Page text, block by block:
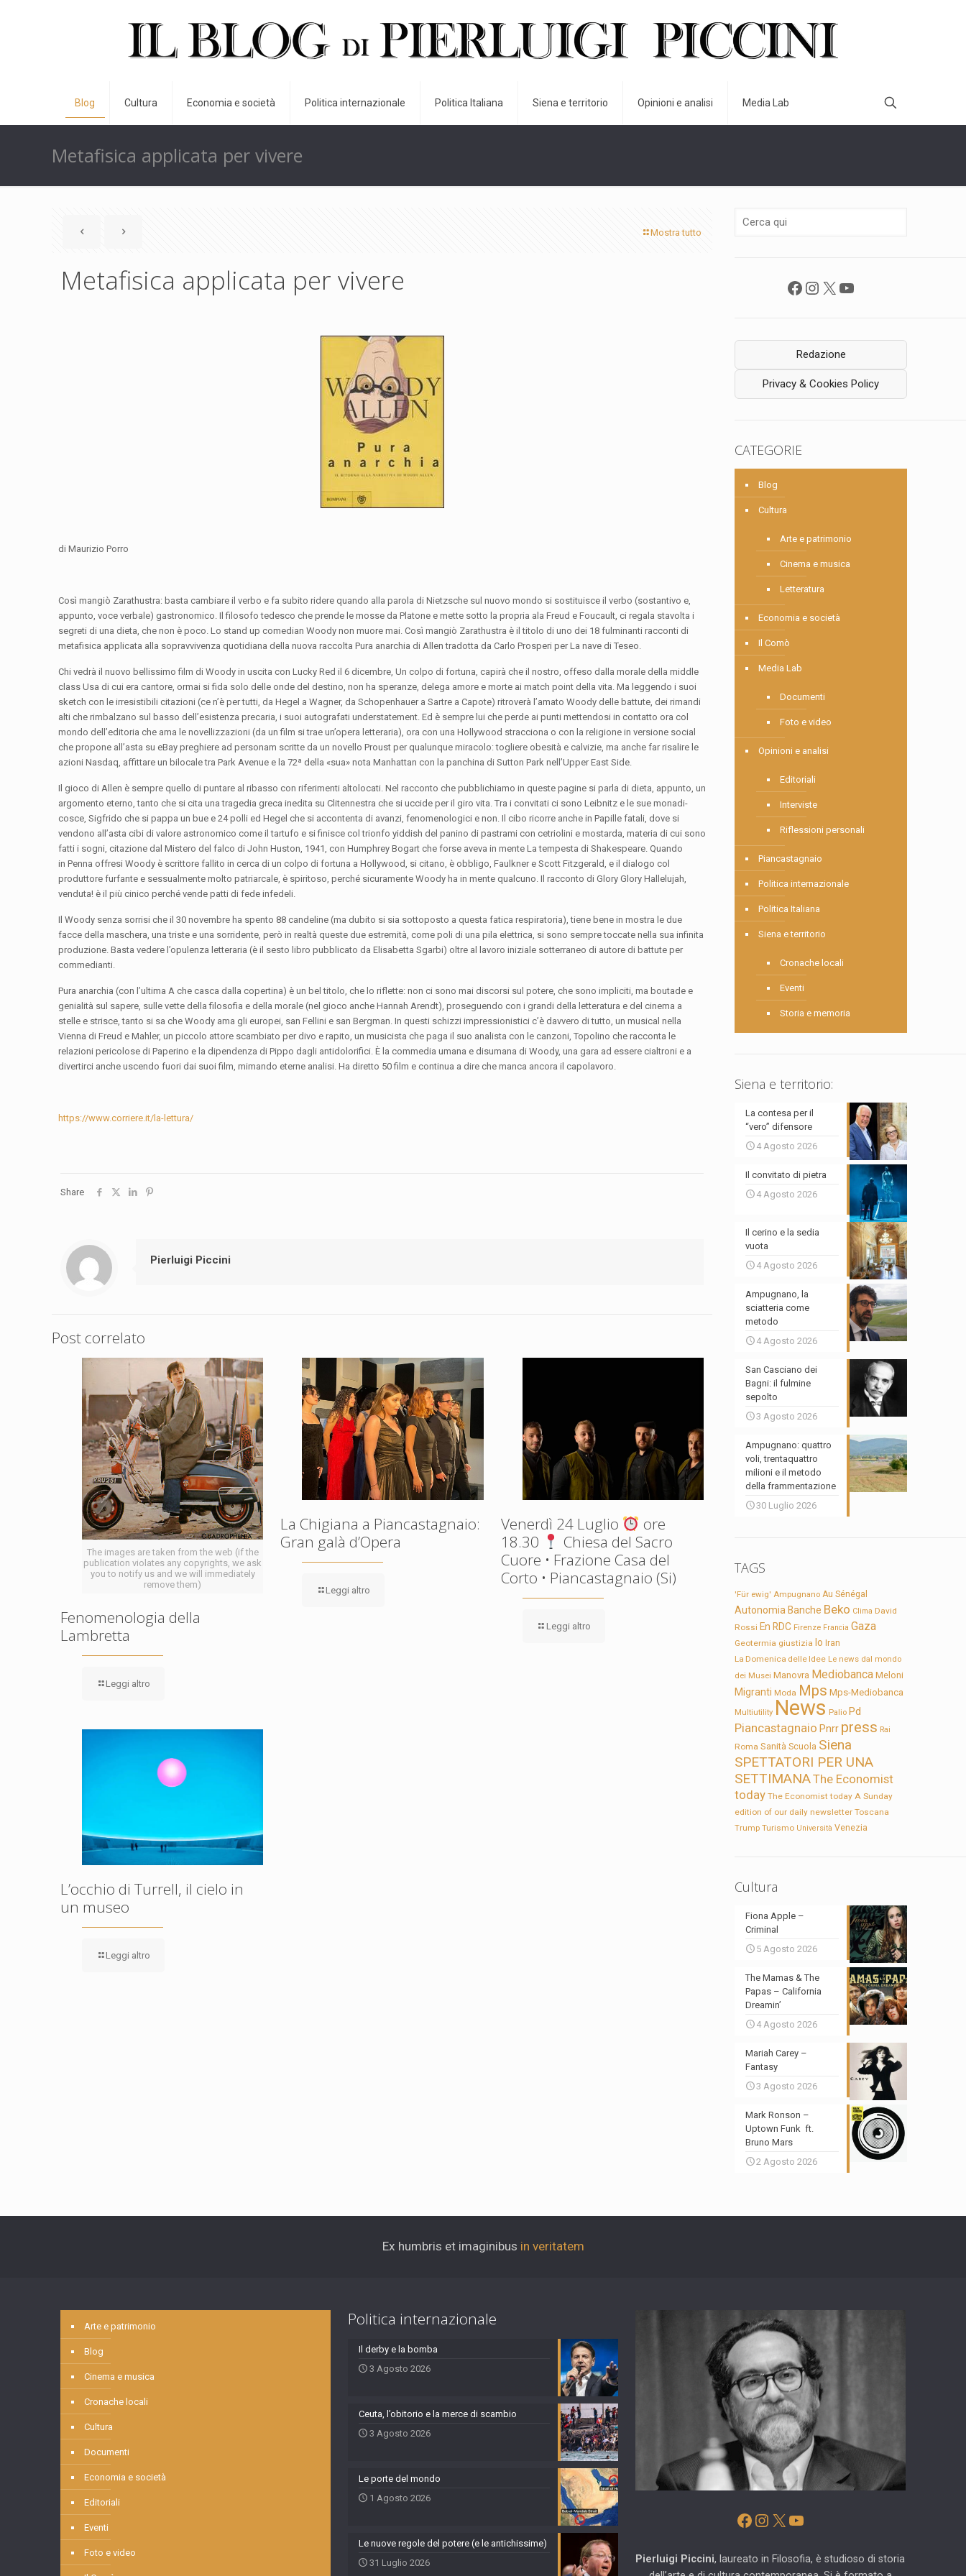
Blog Cultura Economia e società Politica internazionale Politica Italiana Siena e territorio Opinioni e analisi Media Lab
Metafisica applicata per vivere
Mostra tutto
Metafisica applicata per vivere
di Maurizio Porro
Così mangiò Zarathustra: basta cambiare il verbo e fa subito ridere quando alla parola di Nietzsche sul nuovo mondo si sostituisce il verbo (sostantivo e,
appunto, voce verbale) gastronomico. Il filosofo tedesco che prende le mosse da Platone e mette sotto la propria ala Freud e Foucault, ci regala stavolta i
segreti di una dieta, che non è poco. Lo stand up comedian Woody non muore mai. Così mangiò Zarathustra è il titolo di uno dei 18 fulminanti racconti di
metafisica applicata alla sopravvivenza quotidiana della nuova raccolta Pura anarchia di Allen tradotta da Carlo Prosperi per La nave di Teseo.
Chi vedrà il nuovo bellissimo film di Woody in uscita con Lucky Red il 6 dicembre, Un colpo di fortuna, capirà che il nostro, offeso dalla morale della middle
class Usa di cui era cantore, ormai si fida solo delle onde del destino, non ha speranze, delega amore e morte ai match point della vita. Ma leggendo i suoi
sketch con le irresistibili citazioni (ce n’è per tutti, da Hegel a Wagner, da Schopenhauer a Sartre a Capote) ritroverà l’amato Woody delle battute, dei rimandi
alti che rimbalzano sul basso dell’esistenza precaria, i suoi autografati understatement. Ed è sempre lui che perde ai punti mettendosi in contatto ora col
mondo dell’editoria che ama le novellizzazioni (da un film si trae un’opera letteraria), ora con una Hollywood stracciona o con la religione in versione social
che propone all’asta su eBay preghiere ad personam scritte da un novello Proust per qualunque miracolo: togliere obesità e calvizie, ma anche far risalire le
azioni Nasdaq, affittare un bilocale tra Park Avenue e la 72ª della «sua» nota Manhattan con la panchina di Sutton Park nell’Upper East Side.
Il gioco di Allen è sempre quello di puntare al ribasso con riferimenti altolocati. Nel racconto che pubblichiamo in queste pagine si parla di dieta, appunto, un
argomento eterno, tanto che si cita una tragedia greca inedita su Clitennestra che si uccide per il giro vita. Tra i convitati ci sono Leibnitz e le sue monadi-
cosce, Sigfrido che si pappa un bue e 24 polli ed Hegel che si accontenta di avanzi, fenomenologici e non. Il cibo ricorre anche in Papille fatali, dove si
vendono all’asta cibi di valore astronomico come il tartufo e si finisce col trionfo yiddish del panino di pastrami con cetriolini e mostarda, materia di cui sono
fatti i sogni, citazione dal Mistero del falco di John Huston, 1941, con Humphrey Bogart che forse aveva in mente La tempesta di Shakespeare. Quando
in Penna offresi Woody è scrittore fallito in cerca di un colpo di fortuna a Hollywood, si citano, è obbligo, Faulkner e Scott Fitzgerald, e il dialogo col
produttore furfante e sessualmente molto patriarcale, è spiritoso, perché sicuramente Woody ha in mente qualcuno. Il racconto di Glory Glory Hallelujah,
venduta! è il più cinico perché vende patti di fede infedeli.
Il Woody senza sorrisi che il 30 novembre ha spento 88 candeline (ma dubito si sia sottoposto a questa fatica respiratoria), tiene bene in mostra le due
facce della maschera, una triste e una sorridente, però in realtà queste due estremità, come poli di una pila elettrica, si sono sempre toccate nella sua infinita
produzione. Basta vedere l’opulenza letteraria (è il sesto libro pubblicato da Elisabetta Sgarbi) oltre al lavoro iniziale sotterraneo di autore di battute per
commedianti.
Pura anarchia (con l’ultima A che casca dalla copertina) è un bel titolo, che lo riflette: non ci sono mai discorsi sul potere, che sono impliciti, ma boutade e
genialità sul sapere, sulle vette della filosofia e della morale (nel gioco anche Hannah Arendt), proseguendo con i grandi della letteratura e del cinema a
stelle e strisce, tanto si sa che Woody ama gli europei, san Fellini e san Bergman. In questi schizzi impressionistici c’è davvero di tutto, un musical nella
Vienna di Freud e Mahler, un piccolo attore scambiato per divo e rapito, un musicista che paga il suo analista con le canzoni, Topolino che racconta le
relazioni pericolose di Paperino e la dipendenza di Pippo dagli antidolorifici. È la commedia umana e disumana di Woody, una gara ad essere cialtroni e a
divertirci anche uscendo fuori dai suoi film, mimando eterne analisi. Ha diretto 50 film e continua a dire che manca ancora il capolavoro.
https://www.corriere.it/la-lettura/
Share
Pierluigi Piccini
Post correlato
The images are taken from the web (if the
publication violates any copyrights, we ask
you to notify us and we will immediately
remove them)
Fenomenologia della
Lambretta
Leggi altro
La Chigiana a Piancastagnaio:
Gran galà d’Opera
Leggi altro
Venerdì 24 Luglio
ore
18.30
Chiesa del Sacro
Cuore • Frazione Casa del
Corto • Piancastagnaio (Si)
Leggi altro
L’occhio di Turrell, il cielo in
un museo
Leggi altro
Facebook
Instagram
X YouTube
Redazione
Privacy & Cookies Policy
CATEGORIE
Blog
Cultura
Arte e patrimonio
Cinema e musica
Letteratura
Economia e società
Il Comò
Media Lab
Documenti
Foto e video
Opinioni e analisi
Editoriali
Interviste
Riflessioni personali
Piancastagnaio
Politica internazionale
Politica Italiana
Siena e territorio
Cronache locali
Eventi
Storia e memoria
Siena e territorio:
La contesa per il
“vero” difensore
4 Agosto 2026
Il convitato di pietra
4 Agosto 2026
Il cerino e la sedia
vuota
4 Agosto 2026
Ampugnano, la
sciatteria come
metodo
4 Agosto 2026
San Casciano dei
Bagni: il fulmine
sepolto
3 Agosto 2026
Ampugnano: quattro
voli, trentaquattro
milioni e il metodo
della frammentazione
30 Luglio 2026
TAGS
'Für ewig' Ampugnano Au Sénégal
Autonomia Banche Beko Clima David
Rossi En RDC Firenze Francia Gaza
Geotermia giustizia Io Iran
La Domenica delle Idee Le news dal mondo
dei Musei Manovra Mediobanca Meloni
Migranti Moda Mps Mps-Mediobanca
Multiutility News Palio Pd
Piancastagnaio Pnrr press Rai
Roma Sanità Scuola Siena
SPETTATORI PER UNA
SETTIMANAThe Economist
today The Economist today A Sunday
edition of our daily newsletter Toscana
Trump Turismo Università Venezia
Cultura
Fiona Apple –
Criminal
5 Agosto 2026
The Mamas & The
Papas – California
Dreamin’
4 Agosto 2026
Mariah Carey –
Fantasy
3 Agosto 2026
Mark Ronson –
Uptown Funk ft.
Bruno Mars
2 Agosto 2026
Ex humbris et imaginibus in veritatem
Arte e patrimonio
Blog
Cinema e musica
Cronache locali
Cultura
Documenti
Economia e società
Editoriali
Eventi
Foto e video
Politica internazionale
Il derby e la bomba
3 Agosto 2026
Ceuta, l’obitorio e la merce di scambio
3 Agosto 2026
Le porte del mondo
1 Agosto 2026
Le nuove regole del potere (e le antichissime)
31 Luglio 2026
Facebook
Instagram
X YouTube
Pierluigi Piccini, laureato in Filosofia, è studioso di storia